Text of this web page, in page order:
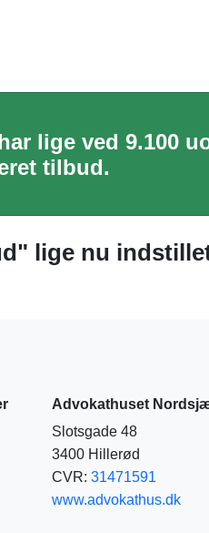
lige ved 9.100
tilbud.
lige nu
Advokathuset
Slotsgade 48
3400 Hillerød
CVR: 31471591
www.advokathus.dk